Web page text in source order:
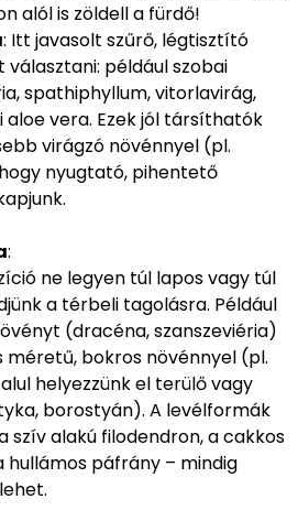
alól is zöldell a fürdő!
: Itt javasolt szűrő, légtisztító
választani: például szobai
spathiphyllum, vitorlavirág,
aloe vera. Ezek jól társíthatók
virágzó növénnyel (pl.
nyugtató, pihentető
:
ne legyen túl lapos vagy túl
a térbeli tagolásra. Például
(dracéna, szanszeviéria)
méretű, bokros növénnyel (pl.
helyezzünk el terülő vagy
borostyán). A levélformák
szív alakú filodendron, a cakkos
hullámos páfrány – mindig